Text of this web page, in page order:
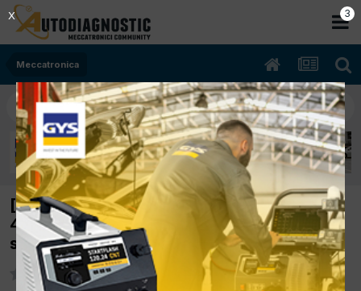
Meccatronica
[Fiat Seicento 08/2001 1100cc 187A1000
40Kw Benzina] Spia temperatura acqua non
si accende
2
X